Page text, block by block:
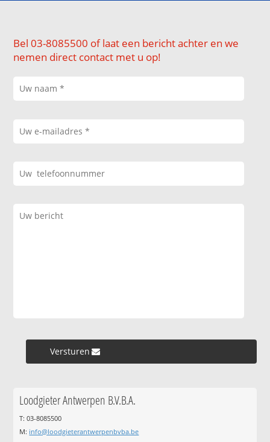
Bel 03-8085500 of laat een bericht achter en we
nemen direct contact met u op!
Versturen »
Loodgieter Antwerpen B.V.B.A.
T: 03-8085500
M: info@loodgieterantwerpenbvba.be